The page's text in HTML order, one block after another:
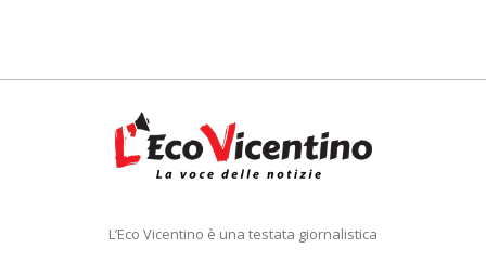
L’Eco Vicentino è una testata giornalistica